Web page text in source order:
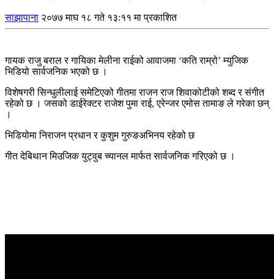
साझापाना २०७७ माघ १८ गते १३:११ मा प्रकाशित
गायक राजु बराल र गायिका मेलीना राईको आवाजमा ‘कति राम्रो’ म्युजिक
भिडियो सार्वजनिक भएको छ ।
विशेषगरी सिन्धुलीलाई समेटिएको गीतमा राजन राज शिवाकोटीको शब्द र संगीत
रहेको छ । जसको डाईरेक्टर राजेश पुमा राई, एरेन्जर एमोस तामाङ ले गरेका छन्
।
भिडियोमा निराजन प्रधान र कुशुम गुरुङअभिनय रहेको छ
गीत देबिथान मिउजिक युट्वुब च्यानल मार्फत सार्वजनिक गरिएको छ ।